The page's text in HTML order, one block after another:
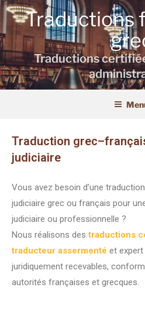
Traductions
Traductions
Traduction
judiciaire
Vous avez besoin d’une
judiciaire grec ou français pour
judiciaire ou professionnelle ?
Nous réalisons destraductions
traducteur assermenté et
juridiquement recevables,
autorités françaises et grecques.